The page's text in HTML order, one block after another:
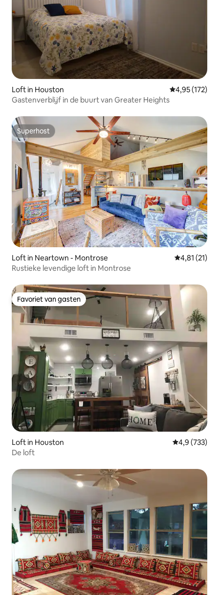
Loft in Houston Gemiddelde
4,95 (172)
Gastenverblijf in de buurt van Greater Heights
Superhost
Superhost
Loft in Neartown - Montrose Gemiddelde
4,81 (21)
Rustieke levendige loft in Montrose
Favoriet van gasten
Favoriet van gasten
Loft in Houston Gemiddelde
4,9 (733)
De loft